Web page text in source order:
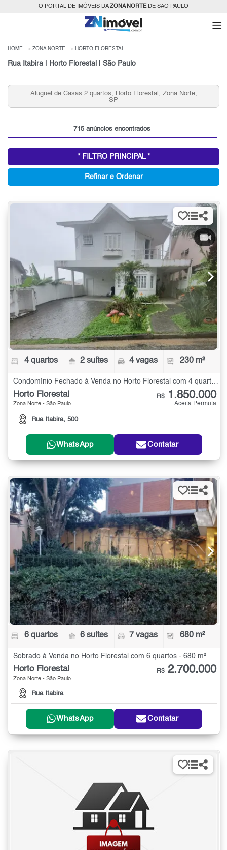
O PORTAL DE IMÓVEIS DAZONA NORTEDE SÃO PAULO
HOME ZONA NORTE HORTO FLORESTAL
Rua Itabira | Horto Florestal | São Paulo
Aluguel de Casas 2 quartos, Horto Florestal, Zona Norte,
SP
715 anúncios encontrados
* FILTRO PRINCIPAL *
Refinar e Ordenar
4 quartos 2 suítes 4 vagas 230 m²
Condomínio Fechado à Venda no Horto Florestal com 4 quartos - 230 m²
Horto Florestal
Zona Norte - São Paulo
Rua Itabira, 500
R$ 1.850.000
Aceita Permuta
WhatsApp Contatar
6 quartos 6 suítes 7 vagas 680 m²
Sobrado à Venda no Horto Florestal com 6 quartos - 680 m²
Horto Florestal
Zona Norte - São Paulo
Rua Itabira
R$ 2.700.000
WhatsApp Contatar